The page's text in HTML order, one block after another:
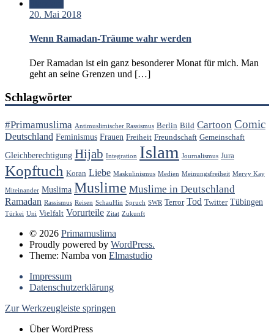
20. Mai 2018
Wenn Ramadan-Träume wahr werden
Der Ramadan ist ein ganz besonderer Monat für mich. Man
geht an seine Grenzen und […]
Schlagwörter
#Primamuslima Antimuslimischer Rassismus Berlin Bild Cartoon Comic
Deutschland Feminismus Frauen Freiheit Freundschaft Gemeinschaft
Gleichberechtigung Hijab Integration Islam Journalismus Jura
Kopftuch Koran Liebe Maskulinismus Medien Meinungsfreiheit Mervy Kay
Miteinander Muslima Muslime Muslime in Deutschland
Ramadan Rassismus Reisen SchauHin Spruch SWR Terror Tod Twitter Tübingen
Türkei Uni Vielfalt Vorurteile Zitat Zukunft
© 2026 Primamuslima
Proudly powered by WordPress.
Theme: Namba von Elmastudio
Impressum
Datenschutzerklärung
Zur Werkzeugleiste springen
Über WordPress